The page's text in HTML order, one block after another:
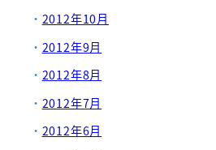
2012年10月
2012年9月
2012年8月
2012年7月
2012年6月